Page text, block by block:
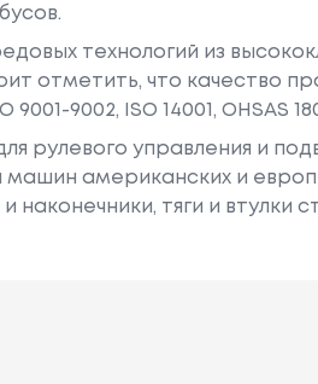
технологий из
отметить, что качество
9002, ISO 14001, OHSAS
рулевого управления и
машин американских и
тяги и втулки